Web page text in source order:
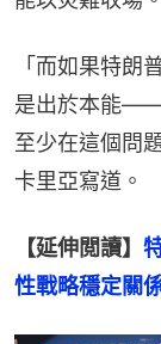
「而如果特
是出於本能——
至少在這個問
卡里亞寫道。
【延伸閲讀】
性戰略穩定關